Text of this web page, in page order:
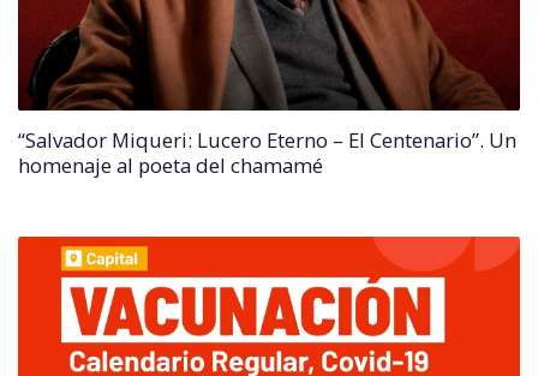
“Salvador Miqueri: Lucero Eterno – El Centenario”. Un
homenaje al poeta del chamamé